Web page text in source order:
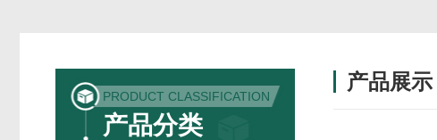
PRODUCT CLASSIFICATION
产品分类
产品展示